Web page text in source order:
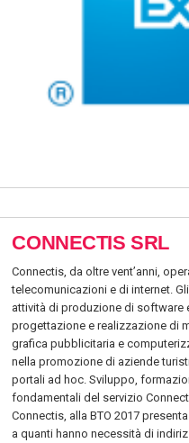
CONNECTIS SRL
Connectis, da oltre vent’anni,
telecomunicazioni e di internet.
attività di produzione di software
progettazione e realizzazione di
grafica pubblicitaria e
nella promozione di aziende
portali ad hoc. Sviluppo,
fondamentali del servizio
Connectis, alla BTO 2017
a quanti hanno necessità di